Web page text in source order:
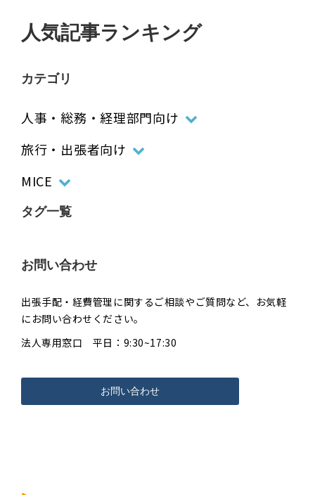
人気記事ランキング
カテゴリ
人事・総務・経理部門向け
旅行・出張者向け
MICE
タグ一覧
お問い合わせ
出張手配・経費管理に関するご相談やご質問など、お気軽
にお問い合わせください。
法人専用窓口 平日：9:30~17:30
お問い合わせ